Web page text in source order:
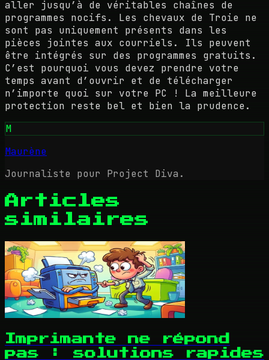
aller jusqu’à de véritables chaînes de
programmes nocifs. Les chevaux de Troie ne
sont pas uniquement présents dans les
pièces jointes aux courriels. Ils peuvent
être intégrés sur des programmes gratuits.
C’est pourquoi vous devez prendre votre
temps avant d’ouvrir et de télécharger
n’importe quoi sur votre PC ! La meilleure
protection reste bel et bien la prudence.
M
Maurène
Journaliste pour Project Diva.
Articles
similaires
Imprimante ne répond
pas : solutions rapides